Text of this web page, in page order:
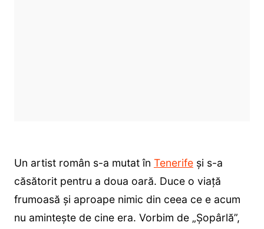
Un artist român s-a mutat în Tenerifeși s-a
căsătorit pentru a doua oară. Duce o viață
frumoasă și aproape nimic din ceea ce e acum
nu amintește de cine era. Vorbim de „Șopârlă”,